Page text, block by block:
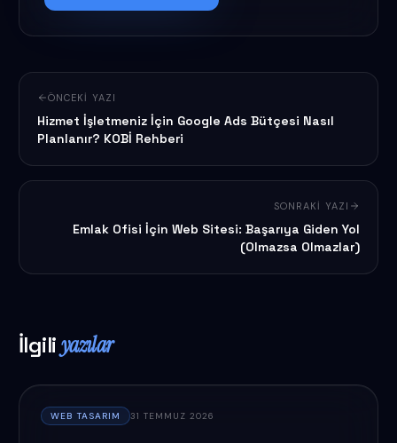
ÖNCEKI YAZI
Hizmet İşletmeniz İçin Google Ads Bütçesi Nasıl
Planlanır? KOBİ Rehberi
SONRAKI YAZI
Emlak Ofisi İçin Web Sitesi: Başarıya Giden Yol
(Olmazsa Olmazlar)
İlgiliyazılar
WEB TASARIM 31 TEMMUZ 2026